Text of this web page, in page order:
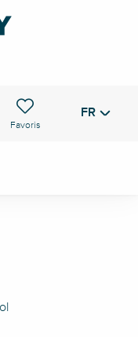
Voir les favoris FR